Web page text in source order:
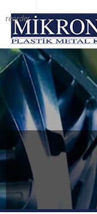
reorder